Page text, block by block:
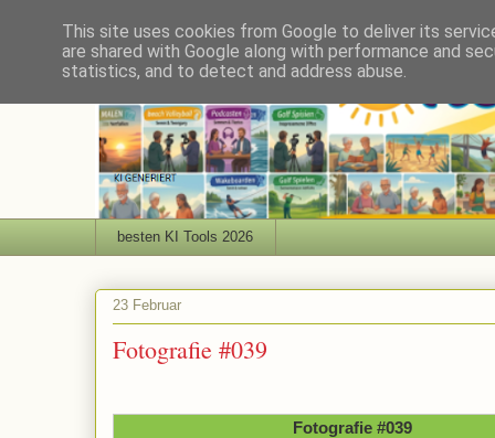
besten KI Tools 2026
23 Februar
Fotografie #039
Fotografie #039
This site uses cookies from Google to deliver its
are shared with Google along with performance and
statistics, and to detect and address abuse.